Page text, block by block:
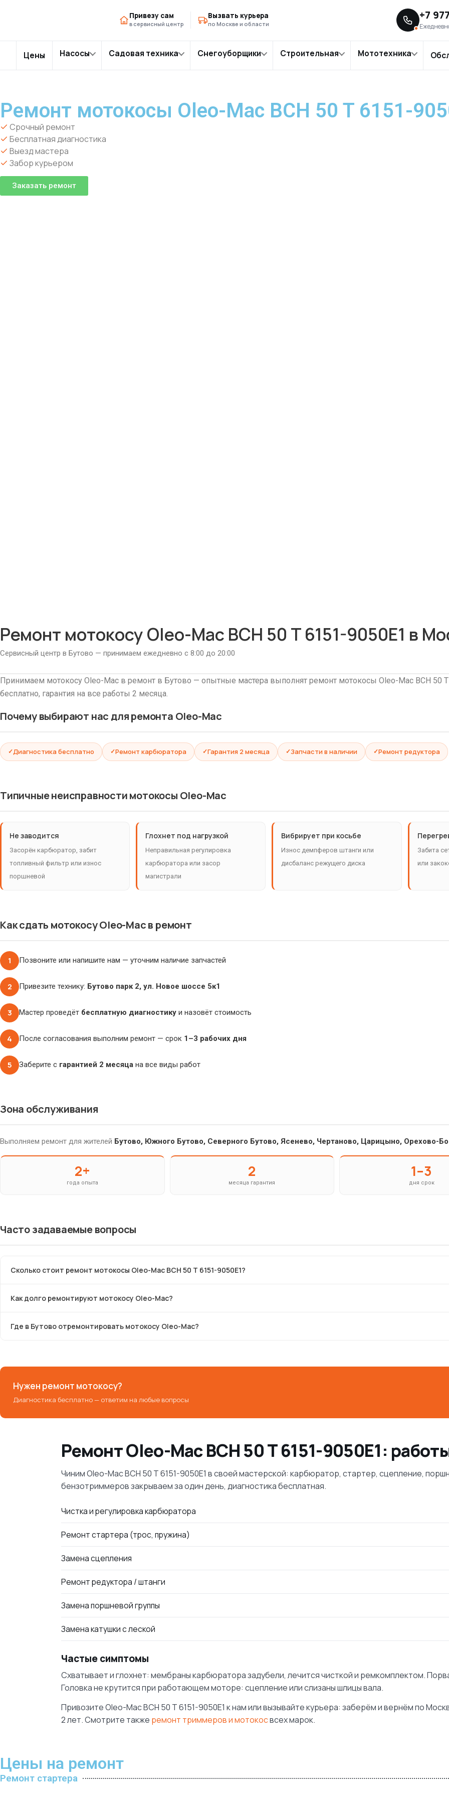
Привезу сам
в сервисный центр
Вызвать курьера
по Москве и области
+7
Цены Насосы Садовая техника Снегоуборщики Строительная Мототехника
Ремонт мотокосы Oleo-Mac BCH 50 T 6151-
Срочный ремонт
Бесплатная диагностика
Выезд мастера
Забор курьером
Заказать ремонт
Ремонт мотокосу Oleo-Mac BCH 50 T 6151-9050E1 в
Сервисный центр в Бутово — принимаем ежедневно с 8:00 до 20:00
Принимаем мотокосу Oleo-Mac в ремонт в Бутово — опытные мастера выполнят ремонт мотокосы Oleo-Mac BCH 50
бесплатно, гарантия на все работы 2 месяца.
Почему выбирают нас для ремонта Oleo-Mac
Диагностика бесплатно Ремонт карбюратора Гарантия 2 месяца Запчасти в наличии Ремонт редуктора
Типичные неисправности мотокосы Oleo-Mac
Не заводится
Засорён карбюратор, забит
топливный фильтр или износ
поршневой
Глохнет под нагрузкой
Неправильная регулировка
карбюратора или засор
магистрали
Вибрирует при косьбе
Износ демпферов штанги или
дисбаланс режущего диска
Забита
или
Как сдать мотокосу Oleo-Mac в ремонт
1 Позвоните или напишите нам — уточним наличие запчастей
2 Привезите технику: Бутово парк 2, ул. Новое шоссе 5к1
3 Мастер проведёт бесплатную диагностику и назовёт стоимость
4 После согласования выполним ремонт — срок 1–3 рабочих дня
5 Заберите с гарантией 2 месяца на все виды работ
Зона обслуживания
Выполняем ремонт для жителей Бутово, Южного Бутово, Северного Бутово, Ясенево, Чертаново, Царицыно, Орехово-
2+
года опыта
2
месяца гарантия
1–3
дня срок
Часто задаваемые вопросы
Сколько стоит ремонт мотокосы Oleo-Mac BCH 50 T 6151-9050E1?
Как долго ремонтируют мотокосу Oleo-Mac?
Где в Бутово отремонтировать мотокосу Oleo-Mac?
Нужен ремонт мотокосу?
Диагностика бесплатно — ответим на любые вопросы
Ремонт Oleo-Mac BCH 50 T 6151-9050E1:
Чиним Oleo-Mac BCH 50 T 6151-9050E1 в своей мастерской: карбюратор, стартер, сцепление,
бензотриммеров закрываем за один день, диагностика бесплатная.
Чистка и регулировка карбюратора
Ремонт стартера (трос, пружина)
Замена сцепления
Ремонт редуктора / штанги
Замена поршневой группы
Замена катушки с леской
Частые симптомы
Схватывает и глохнет: мембраны карбюратора задубели, лечится чисткой и ремкомплектом.
Головка не крутится при работающем моторе: сцепление или слизаны шлицы вала.
Привозите Oleo-Mac BCH 50 T 6151-9050E1 к нам или вызывайте курьера: заберём и вернём по
2 лет. Смотрите также ремонт триммеров и мотокосвсех марок.
Цены на ремонт
Ремонт стартера